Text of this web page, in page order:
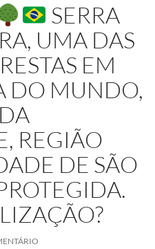
SERRA
UMA DAS
EM
DO MUNDO,
REGIÃO
DE SÃO